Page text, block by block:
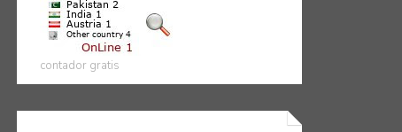
contador gratis